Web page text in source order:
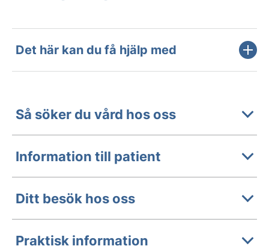
Det här kan du få hjälp med
Så söker du vård hos oss
Information till patient
Ditt besök hos oss
Praktisk information